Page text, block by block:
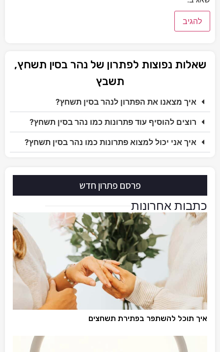
שאלות נפוצות לפתרון של נהר בסין תשחץ,
תשבץ
איך מצאנו את הפתרון לנהר בסין תשחץ?
רוצים להוסיף עוד פתרונות כמו נהר בסין תשחץ?
איך אני יכול למצוא פתרונות כמו נהר בסין תשחץ?
פרסם פתרון חדש
כתבות אחרונות
איך תוכל להשתפר בפתירת תשחצים